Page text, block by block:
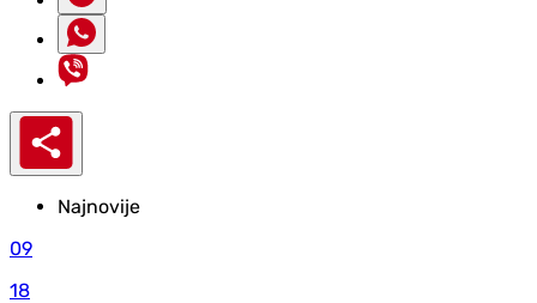
Najnovije
09
18